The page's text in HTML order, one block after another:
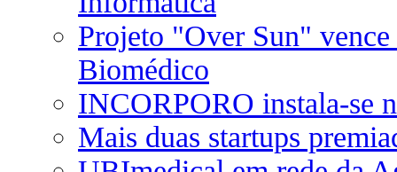
Projeto "Over Sun"
Biomédico
INCORPORO instala-se
Mais duas startups